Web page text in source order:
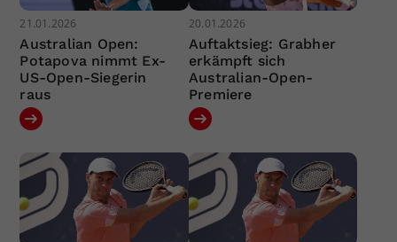
21.01.2026
Australian Open:
Potapova nimmt Ex-
US-Open-Siegerin
raus
20.01.2026
Auftaktsieg: Grabher
erkämpft sich
Australian-Open-
Premiere